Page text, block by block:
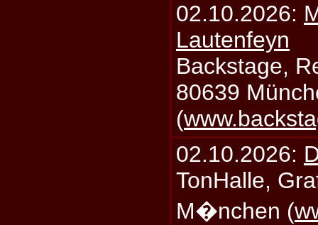
02.10.2026:
Lautenfeyn
Backstage,
80639
(
02.10.2026:
TonHalle,
M�nchen (